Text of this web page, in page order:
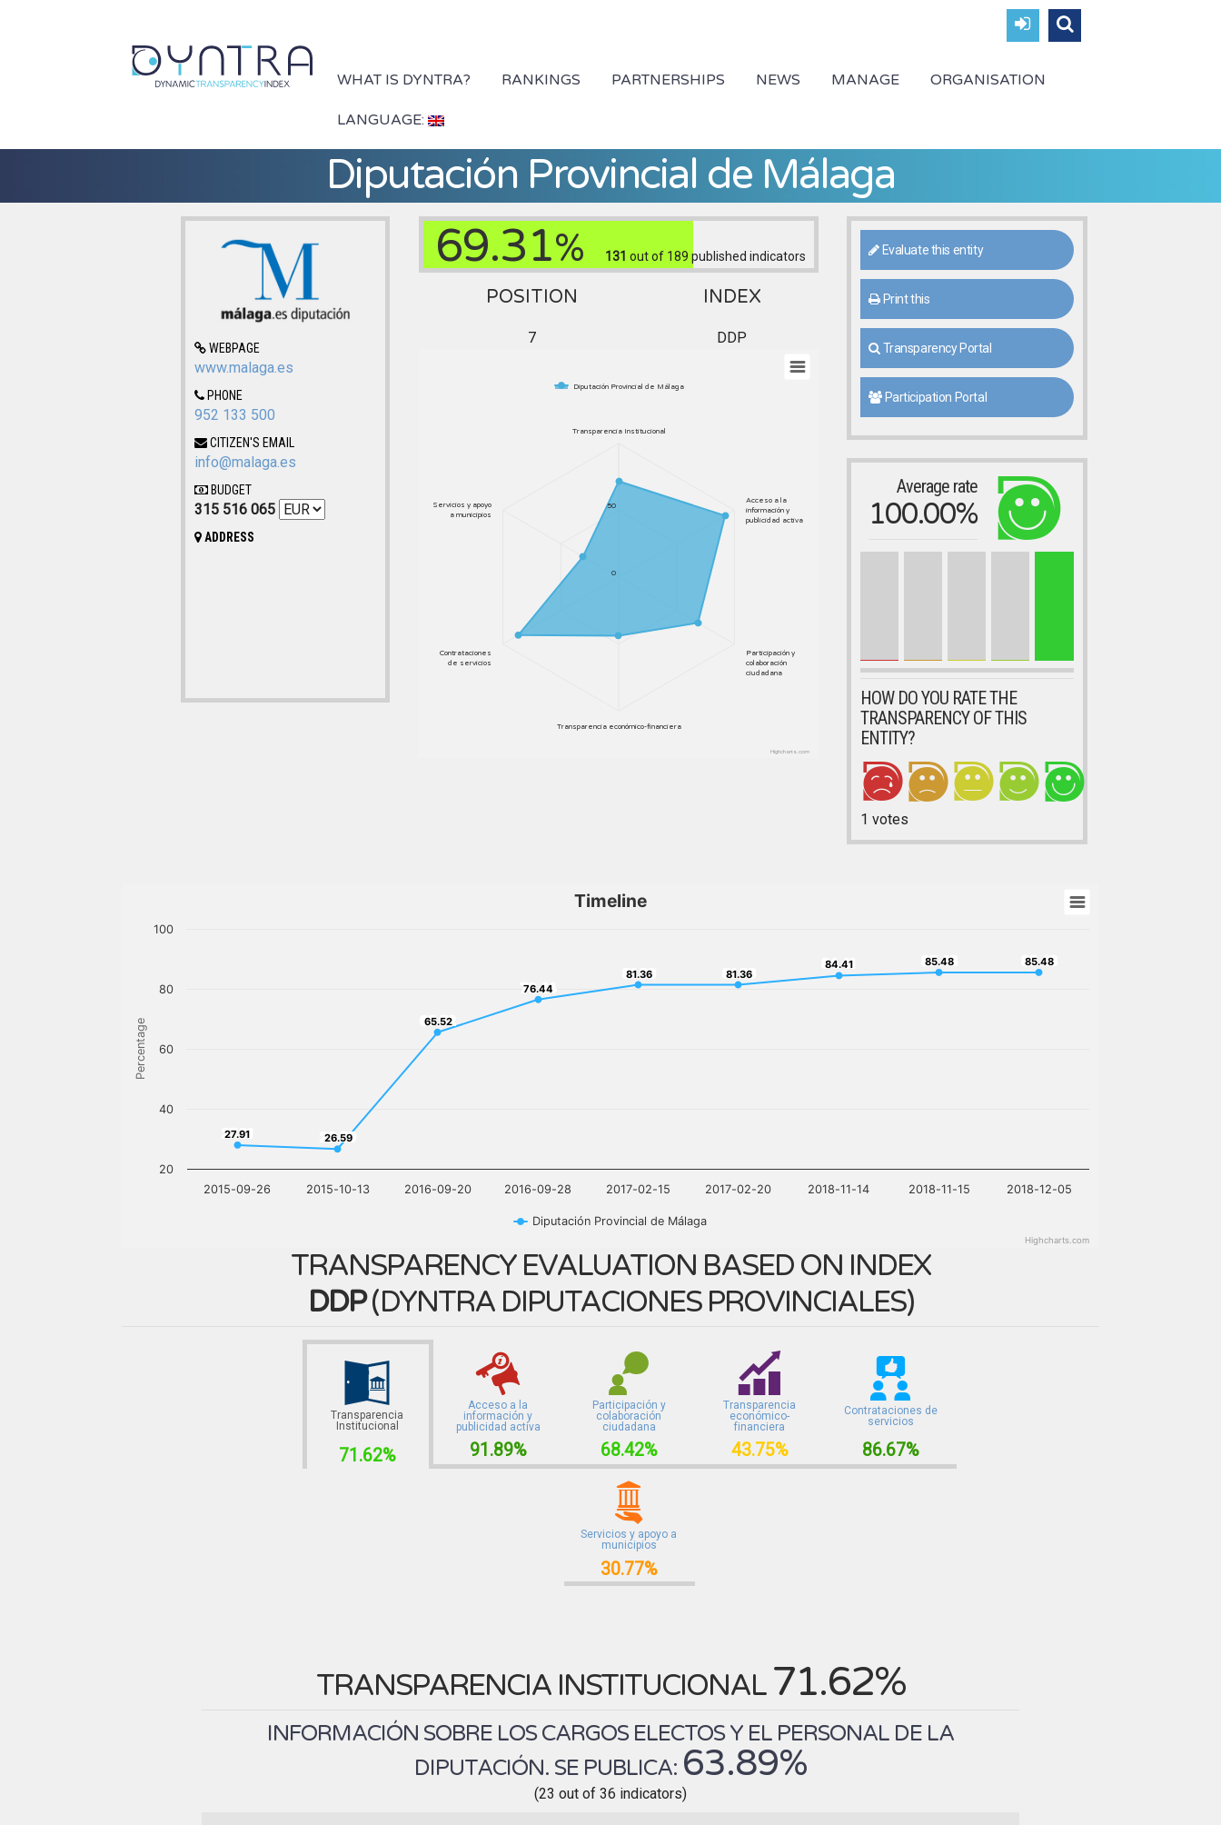
WHAT IS DYNTRA? RANKINGS PARTNERSHIPS NEWS MANAGE ORGANISATION
LANGUAGE:
Diputación Provincial de Málaga
WEBPAGE
www.malaga.es
PHONE
952 133 500
CITIZEN'S EMAIL
info@malaga.es
BUDGET
315 516 065
ADDRESS
69.31% 131 out of 189 published indicators
POSITION INDEX
7 DDP
Diputación Provincial de Málaga
Transparencia Institucional
Acceso a la
información y
publicidad activa
Participación y
colaboración
ciudadana
Transparencia económico-financiera
Contrataciones
de servicios
Servicios y apoyo
a municipios
0
50
Highcharts.com
Evaluate this entity
Print this
Transparency Portal
Participation Portal
Average rate
100.00%
HOW DO YOU RATE THE
TRANSPARENCY OF THIS
ENTITY?
1 votes
Percentage
Timeline
27.91
27.91 26.59
26.59
65.52
65.52
76.44
76.44
81.36
81.36 81.36
81.36
84.41
84.41 85.48
85.48 85.48
85.48
Diputación Provincial de Málaga
2015-09-26 2015-10-13 2016-09-20 2016-09-28 2017-02-15 2017-02-20 2018-11-14 2018-11-15 2018-12-05
20
40
60
80
100
Highcharts.com
TRANSPARENCY EVALUATION BASED ON INDEX
DDP(DYNTRA DIPUTACIONES PROVINCIALES)
Transparencia
Institucional
71.62%
Acceso a la
información y
publicidad activa
91.89%
Participación y
colaboración
ciudadana
68.42%
Transparencia
económico-
financiera
43.75%
Contrataciones de
servicios
86.67%
Servicios y apoyo a
municipios
30.77%
TRANSPARENCIA INSTITUCIONAL 71.62%
INFORMACIÓN SOBRE LOS CARGOS ELECTOS Y EL PERSONAL DE LA
DIPUTACIÓN. SE PUBLICA: 63.89%
(23 out of 36 indicators)